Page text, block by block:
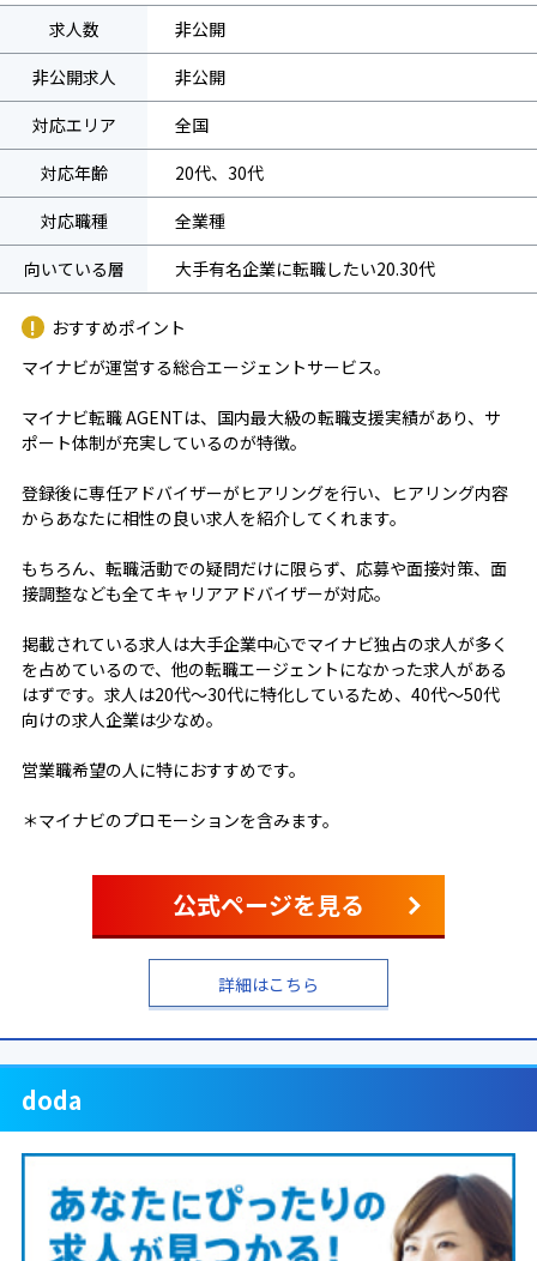
公式ページを見る
詳細はこちら
求人数
非公開
非公開求人
非公開
対応エリア
全国
対応年齢
20代、30代
対応職種
全業種
向いている層
大手有名企業に転職したい20.30代
おすすめポイント
マイナビが運営する総合エージェントサービス。
マイナビ転職 AGENTは、国内最大級の転職支援実績があり、サ
ポート体制が充実しているのが特徴。
登録後に専任アドバイザーがヒアリングを行い、ヒアリング内容
からあなたに相性の良い求人を紹介してくれます。
もちろん、転職活動での疑問だけに限らず、応募や面接対策、面
接調整なども全てキャリアアドバイザーが対応。
掲載されている求人は大手企業中心でマイナビ独占の求人が多く
を占めているので、他の転職エージェントになかった求人がある
はずです。求人は20代～30代に特化しているため、40代～50代
向けの求人企業は少なめ。
営業職希望の人に特におすすめです。
＊マイナビのプロモーションを含みます。
doda